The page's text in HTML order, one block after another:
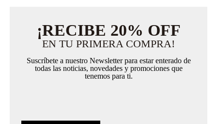
¡RECIBE 20% OFF
EN TU PRIMERA COMPRA!
Suscríbete a nuestro Newsletter para estar enterado de
todas las noticias, novedades y promociones que
tenemos para ti.